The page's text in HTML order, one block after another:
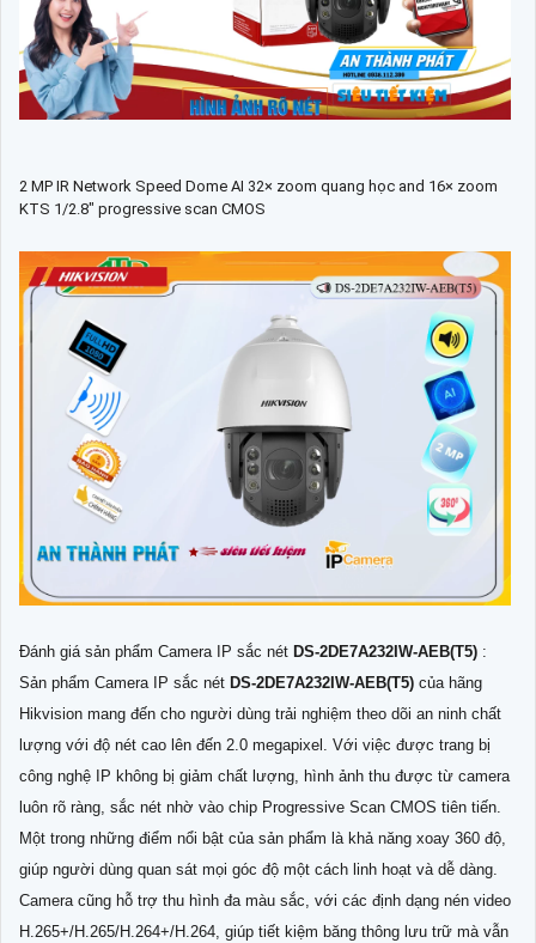
2 MP IR Network Speed Dome AI 32× zoom quang học and 16× zoom
KTS 1/2.8" progressive scan CMOS
Đánh giá sản phẩm Camera IP sắc nét DS-2DE7A232IW-AEB(T5) :
Sản phẩm Camera IP sắc nét DS-2DE7A232IW-AEB(T5) của hãng
Hikvision mang đến cho người dùng trải nghiệm theo dõi an ninh chất
lượng với độ nét cao lên đến 2.0 megapixel. Với việc được trang bị
công nghệ IP không bị giảm chất lượng, hình ảnh thu được từ camera
luôn rõ ràng, sắc nét nhờ vào chip Progressive Scan CMOS tiên tiến.
Một trong những điểm nổi bật của sản phẩm là khả năng xoay 360 độ,
giúp người dùng quan sát mọi góc độ một cách linh hoạt và dễ dàng.
Camera cũng hỗ trợ thu hình đa màu sắc, với các định dạng nén video
H.265+/H.265/H.264+/H.264, giúp tiết kiệm băng thông lưu trữ mà vẫn